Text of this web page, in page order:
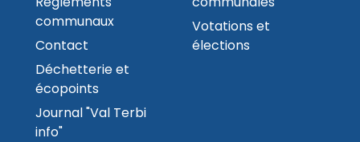
communaux
Contact
Déchetterie et
écopoints
Journal "Val Terbi
info"
Votations et
élections